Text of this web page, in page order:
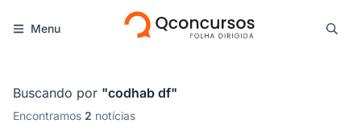
Menu
Buscando por "codhab df"
Encontramos 2 notícias